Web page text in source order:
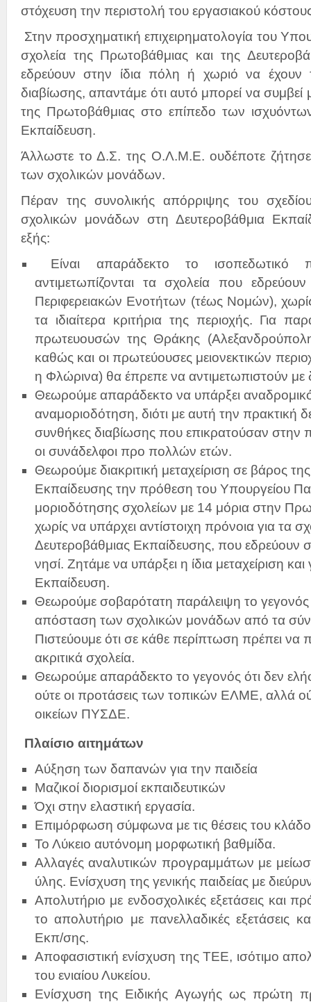
στόχευση την περιστολή του εργασιακού
Στην προσχηματική επιχειρηματολογία του
σχολεία της Πρωτοβάθμιας και της
εδρεύουν στην ίδια πόλη ή χωριό να έχουν
διαβίωσης, απαντάμε ότι αυτό μπορεί να
της Πρωτοβάθμιας στο επίπεδο των
Εκπαίδευση.
Άλλωστε το Δ.Σ. της Ο.Λ.Μ.Ε. ουδέποτε ζήτησε
των σχολικών μονάδων.
Πέραν της συνολικής απόρριψης του
σχολικών μονάδων στη Δευτεροβάθμια
εξής:
Είναι απαράδεκτο το
αντιμετωπίζονται τα σχολεία που
Περιφερειακών Ενοτήτων (τέως Νομών),
τα ιδιαίτερα κριτήρια της περιοχής. Για
πρωτευουσών της Θράκης
καθώς και οι πρωτεύουσες μειονεκτικών
η Φλώρινα) θα έπρεπε να αντιμετωπιστούν με
Θεωρούμε απαράδεκτο να υπάρξει
αναμοριοδότηση, διότι με αυτή την πρακτική
συνθήκες διαβίωσης που επικρατούσαν στην
οι συνάδελφοι προ πολλών ετών.
Θεωρούμε διακριτική μεταχείριση σε βάρος
Εκπαίδευσης την πρόθεση του Υπουργείου
μοριοδότησης σχολείων με 14 μόρια στην
χωρίς να υπάρχει αντίστοιχη πρόνοια για τα
Δευτεροβάθμιας Εκπαίδευσης, που εδρεύουν
νησί. Ζητάμε να υπάρξει η ίδια μεταχείριση
Εκπαίδευση.
Θεωρούμε σοβαρότατη παράλειψη το
απόσταση των σχολικών μονάδων από τα
Πιστεύουμε ότι σε κάθε περίπτωση πρέπει να
ακριτικά σχολεία.
Θεωρούμε απαράδεκτο το γεγονός ότι δεν
ούτε οι προτάσεις των τοπικών ΕΛΜΕ, αλλά
οικείων ΠΥΣΔΕ.
Πλαίσιο αιτημάτων
Αύξηση των δαπανών για την παιδεία
Μαζικοί διορισμοί εκπαιδευτικών
Όχι στην ελαστική εργασία.
Επιμόρφωση σύμφωνα με τις θέσεις του
Το Λύκειο αυτόνομη μορφωτική βαθμίδα.
Αλλαγές αναλυτικών προγραμμάτων με
ύλης. Ενίσχυση της γενικής παιδείας με
Απολυτήριο με ενδοσχολικές εξετάσεις και
το απολυτήριο με πανελλαδικές εξετάσεις
Εκπ/σης.
Αποφασιστική ενίσχυση της ΤΕΕ, ισότιμο
του ενιαίου Λυκείου.
Ενίσχυση της Ειδικής Αγωγής ως πρώτη